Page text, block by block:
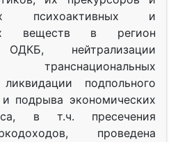
психоактивных и
веществ в регион
ОДКБ, нейтрализации
транснациональных
ликвидации подпольного
и подрыва экономических
в т.ч. пресечения
проведена